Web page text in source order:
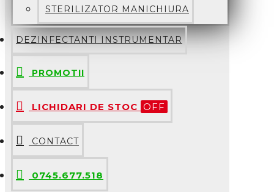
STERILIZATOR MANICHIURA
DEZINFECTANTI INSTRUMENTAR
PROMOTII
LICHIDARI DE STOC OFF
CONTACT
0745.677.518